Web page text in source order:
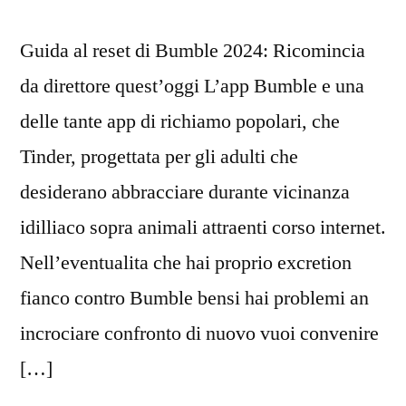
Guida al reset di Bumble 2024: Ricomincia
da direttore quest’oggi L’app Bumble e una
delle tante app di richiamo popolari, che
Tinder, progettata per gli adulti che
desiderano abbracciare durante vicinanza
idilliaco sopra animali attraenti corso internet.
Nell’eventualita che hai proprio excretion
fianco contro Bumble bensi hai problemi an
incrociare confronto di nuovo vuoi convenire
[…]